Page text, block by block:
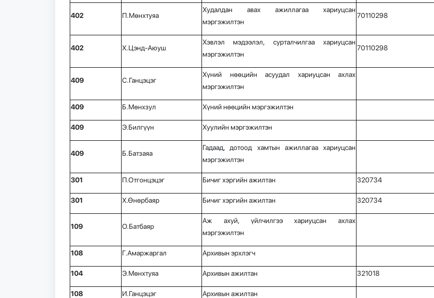
402 П.Мөнхтуяа
Худалдан авах ажиллагаа хариуцсан
мэргэжилтэн
70110298
402 Х.Цэнд-Аюуш
Хэвлэл мэдээлэл, сурталчилгаа хариуцсан
мэргэжилтэн
70110298
409 С.Ганцэцэг
Хүний нөөцийн асуудал хариуцсан ахлах
мэргэжилтэн
409 Б.Мөнхзул Хүний нөөцийн мэргэжилтэн
409 Э.Билгүүн Хуулийн мэргэжилтэн
409 Б.Батзаяа
Гадаад, дотоод хамтын ажиллагаа хариуцсан
мэргэжилтэн
301 П.Отгонцэцэг Бичиг хэргийн ажилтан 320734
301 Х.Өнөрбаяр Бичиг хэргийн ажилтан 320734
109 О.Батбаяр
Аж ахуй, үйлчилгээ хариуцсан ахлах
мэргэжилтэн
108 Г.Амаржаргал Архивын эрхлэгч
104 Э.Мөнхтуяа Архивын ажилтан 321018
108 И.Ганцэцэг Архивын ажилтан